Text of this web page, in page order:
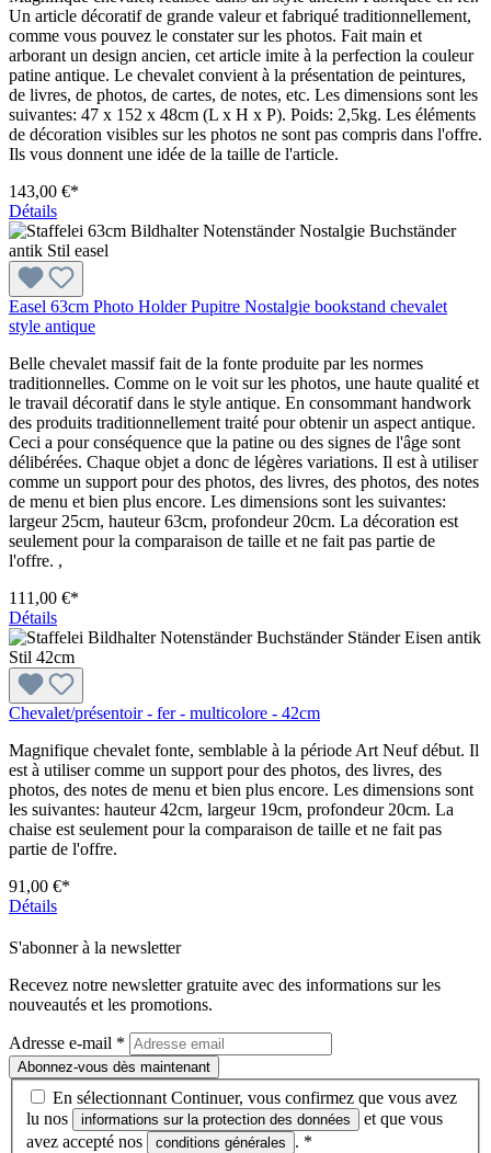
Un article décoratif de grande valeur et fabriqué traditionnellement,
comme vous pouvez le constater sur les photos. Fait main et
arborant un design ancien, cet article imite à la perfection la couleur
patine antique. Le chevalet convient à la présentation de peintures,
de livres, de photos, de cartes, de notes, etc. Les dimensions sont les
suivantes: 47 x 152 x 48cm (L x H x P). Poids: 2,5kg. Les éléments
de décoration visibles sur les photos ne sont pas compris dans l'offre.
Ils vous donnent une idée de la taille de l'article.
143,00 €*
Détails
Easel 63cm Photo Holder Pupitre Nostalgie bookstand chevalet
style antique
Belle chevalet massif fait de la fonte produite par les normes
traditionnelles. Comme on le voit sur les photos, une haute qualité et
le travail décoratif dans le style antique. En consommant handwork
des produits traditionnellement traité pour obtenir un aspect antique.
Ceci a pour conséquence que la patine ou des signes de l'âge sont
délibérées. Chaque objet a donc de légères variations. Il est à utiliser
comme un support pour des photos, des livres, des photos, des notes
de menu et bien plus encore. Les dimensions sont les suivantes:
largeur 25cm, hauteur 63cm, profondeur 20cm. La décoration est
seulement pour la comparaison de taille et ne fait pas partie de
l'offre. ,
111,00 €*
Détails
Chevalet/présentoir - fer - multicolore - 42cm
Magnifique chevalet fonte, semblable à la période Art Neuf début. Il
est à utiliser comme un support pour des photos, des livres, des
photos, des notes de menu et bien plus encore. Les dimensions sont
les suivantes: hauteur 42cm, largeur 19cm, profondeur 20cm. La
chaise est seulement pour la comparaison de taille et ne fait pas
partie de l'offre.
91,00 €*
Détails
S'abonner à la newsletter
Recevez notre newsletter gratuite avec des informations sur les
nouveautés et les promotions.
Adresse e-mail *
Abonnez-vous dès maintenant
En sélectionnant Continuer, vous confirmez que vous avez
lu nos
informations sur la protection des données
et que vous
avez accepté nos
conditions générales . *